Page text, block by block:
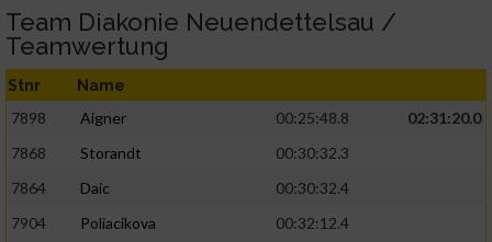
Team Diakonie Neuendettelsau /
Teamwertung
Stnr Name
7898 Aigner 00:25:48.8
02:31:20.0
7868
Storandt
00:30:32.3
7864
Daic
00:30:32.4
7904
Poliacikova
00:32:12.4